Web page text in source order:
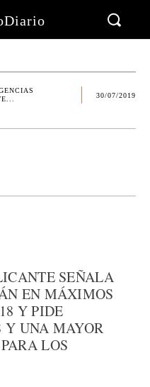
30/07/2019
SEÑALA
EN MÁXIMOS
Y PIDE
Y UNA MAYOR
LOS